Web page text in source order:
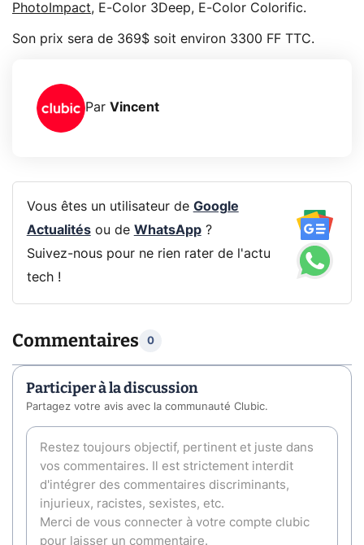
PhotoImpact, E-Color 3Deep, E-Color Colorific.
Son prix sera de 369$ soit environ 3300 FF TTC.
Par Vincent
Vous êtes un utilisateur de Google
Actualitésou de WhatsApp?
Suivez-nous pour ne rien rater de l'actu
tech !
Commentaires 0
Participer à la discussion
Partagez votre avis avec la communauté Clubic.